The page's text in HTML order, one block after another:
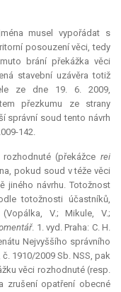
musel vypořádat s
posouzení věci, tedy
brání překážka věci
stavební uzávěra totiž
ze dne 19. 6. 2009,
přezkumu ze strany
správní soud tento návrh
142.
(překážce rei
pokud soud v téže věci
jiného návrhu. Totožnost
totožnosti účastníků,
V.; Mikule, V.;
. 1. vyd. Praha: C. H.
Nejvyššího správního
1910/2009 Sb. NSS, pak
věci rozhodnuté (resp.
zrušení opatření obecné